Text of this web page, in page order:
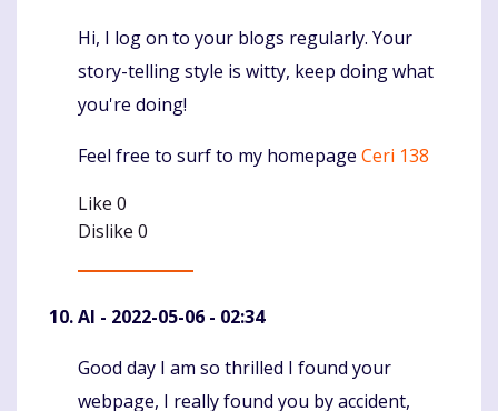
Komentaras
Hi, I log on to your blogs regularly. Your
story-telling style is witty, keep doing what
you're doing!
Feel free to surf to my homepage Ceri 138
Like 0
Dislike 0
AI - 2022-05-06 - 02:34
Komentaras
Good day I am so thrilled I found your
webpage, I really found you by accident,